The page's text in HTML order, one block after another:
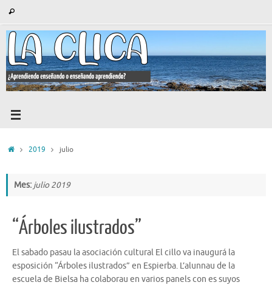
contenido
Buscar
Inicio2019 julio
Mes: julio 2019
“Árboles ilustrados”
El sabado pasau la asociación cultural El cillo va inaugurá la
esposición “Árboles ilustrados” en Espierba. L’alunnau de la
escuela de Bielsa ha colaborau en varios panels con es suyos